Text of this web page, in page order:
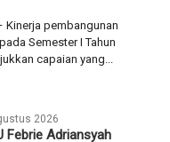
Kinerja pembangunan
Semester I Tahun
capaian yang...
2026
Febrie Adriansyah